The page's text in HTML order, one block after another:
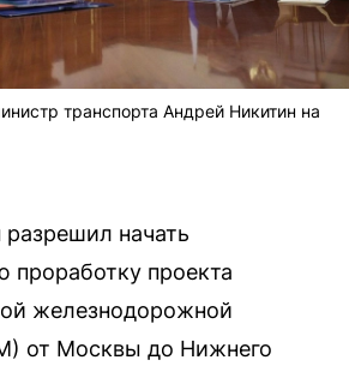
транспорта Андрей Никитин на
начать
проработку проекта
железнодорожной
от Москвы до Нижнего